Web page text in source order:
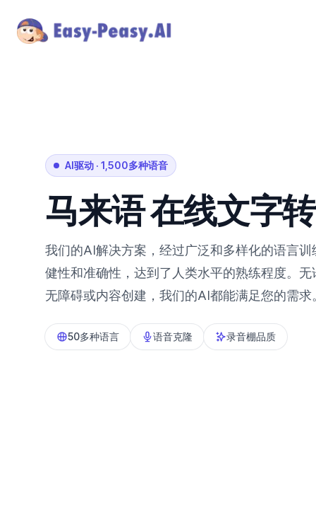
AI驱动 · 1,500多种语音
马来语在线文字
我们的AI解决方案，经过广泛和多样化的语言
健性和准确性，达到了人类水平的熟练程度。
无障碍或内容创建，我们的AI都能满足您的需求
50多种语言 语音克隆 录音棚品质